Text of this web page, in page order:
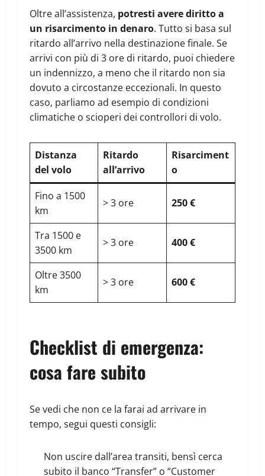
Oltre all’assistenza, potresti avere diritto a
un risarcimento in denaro. Tutto si basa sul
ritardo all’arrivo nella destinazione finale. Se
arrivi con più di 3 ore di ritardo, puoi chiedere
un indennizzo, a meno che il ritardo non sia
dovuto a circostanze eccezionali. In questo
caso, parliamo ad esempio di condizioni
climatiche o scioperi dei controllori di volo.
Distanza
del volo
Ritardo
all’arrivo
Risarciment
o
Fino a 1500
km
> 3 ore 250 €
Tra 1500 e
3500 km
> 3 ore 400 €
Oltre 3500
km
> 3 ore 600 €
Checklist di emergenza:
cosa fare subito
Se vedi che non ce la farai ad arrivare in
tempo, segui questi consigli:
Non uscire dall’area transiti, bensì cerca
subito il banco “Transfer” o “Customer